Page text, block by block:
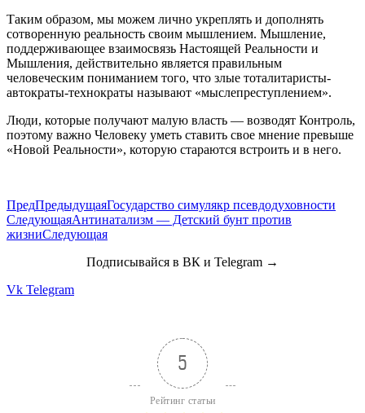
Таким образом, мы можем лично укреплять и дополнять
сотворенную реальность своим мышлением. Мышление,
поддерживающее взаимосвязь Настоящей Реальности и
Мышления, действительно является правильным
человеческим пониманием того, что злые тоталитаристы-
автократы-технократы называют «мыслепреступлением».
Люди, которые получают малую власть — возводят Контроль,
поэтому важно Человеку уметь ставить свое мнение превыше
«Новой Реальности», которую стараются встроить и в него.
ПредПредыдущаяГосударство симулякр псевдодуховности
СледующаяАнтинатализм — Детский бунт против
жизниСледующая
Подписывайся в ВК и Telegram →
Vk Telegram
5
Рейтинг статьи